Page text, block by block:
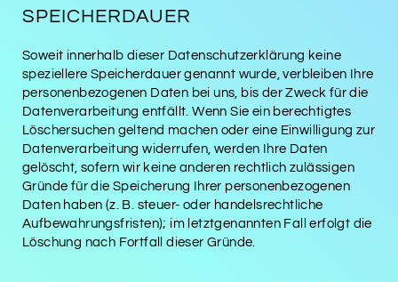
SPEICHERDAUER
Soweit innerhalb dieser Datenschutzerklärung keine
speziellere Speicherdauer genannt wurde, verbleiben Ihre
personenbezogenen Daten bei uns, bis der Zweck für die
Datenverarbeitung entfällt. Wenn Sie ein berechtigtes
Löschersuchen geltend machen oder eine Einwilligung zur
Datenverarbeitung widerrufen, werden Ihre Daten
gelöscht, sofern wir keine anderen rechtlich zulässigen
Gründe für die Speicherung Ihrer personenbezogenen
Daten haben (z. B. steuer- oder handelsrechtliche
Aufbewahrungsfristen); im letztgenannten Fall erfolgt die
Löschung nach Fortfall dieser Gründe.